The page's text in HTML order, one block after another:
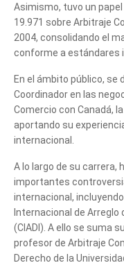
Asimismo, tuvo un papel
19.971 sobre Arbitraje
2004, consolidando el
conforme a estándares
En el ámbito público,
Coordinador en las
Comercio con Canadá,
aportando su
internacional.
A lo largo de su carrera,
importantes
internacional,
Internacional de
(CIADI). A ello se suma
profesor de Arbitraje
Derecho de la